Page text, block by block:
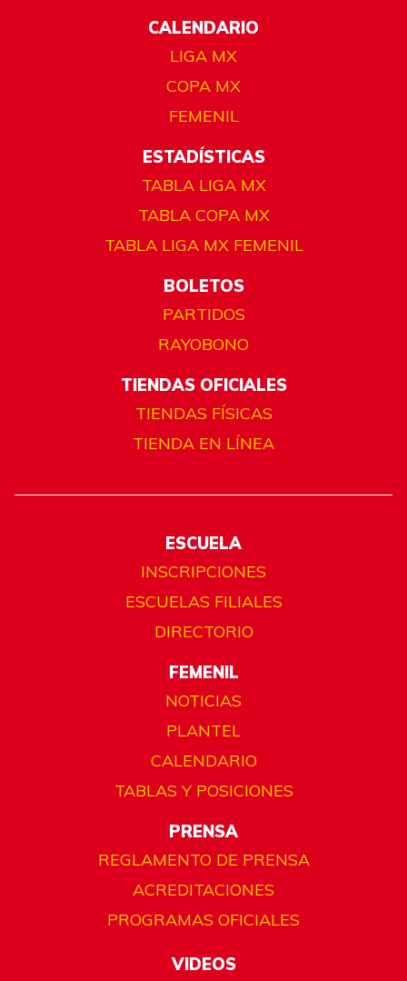
CALENDARIO
LIGA MX
COPA MX
FEMENIL
ESTADÍSTICAS
TABLA LIGA MX
TABLA COPA MX
TABLA LIGA MX FEMENIL
BOLETOS
PARTIDOS
RAYOBONO
TIENDAS OFICIALES
TIENDAS FÍSICAS
TIENDA EN LÍNEA
ESCUELA
INSCRIPCIONES
ESCUELAS FILIALES
DIRECTORIO
FEMENIL
NOTICIAS
PLANTEL
CALENDARIO
TABLAS Y POSICIONES
PRENSA
REGLAMENTO DE PRENSA
ACREDITACIONES
PROGRAMAS OFICIALES
VIDEOS